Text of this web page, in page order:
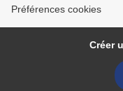
Préférences cookies
Créer